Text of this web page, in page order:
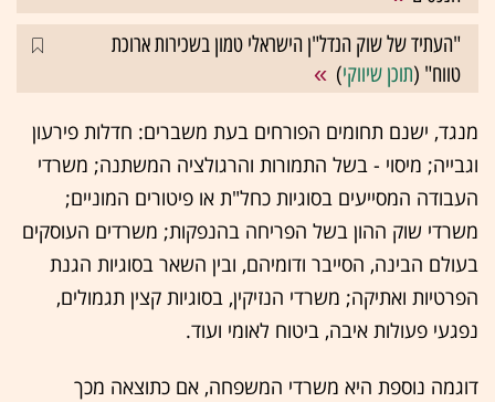
"העתיד של שוק הנדל"ן הישראלי טמון בשכירות ארוכת
טווח" (תוכן שיווקי)
מנגד, ישנם תחומים הפורחים בעת משברים: חדלות פירעון
וגבייה; מיסוי - בשל התמורות והרגולציה המשתנה; משרדי
העבודה המסייעים בסוגיות כחל"ת או פיטורים המוניים;
משרדי שוק ההון בשל הפריחה בהנפקות; משרדים העוסקים
בעולם הבינה, הסייבר ודומיהם, ובין השאר בסוגיות הגנת
הפרטיות ואתיקה; משרדי הנזיקין, בסוגיות קצין תגמולים,
נפגעי פעולות איבה, ביטוח לאומי ועוד.
דוגמה נוספת היא משרדי המשפחה, אם כתוצאה מכך